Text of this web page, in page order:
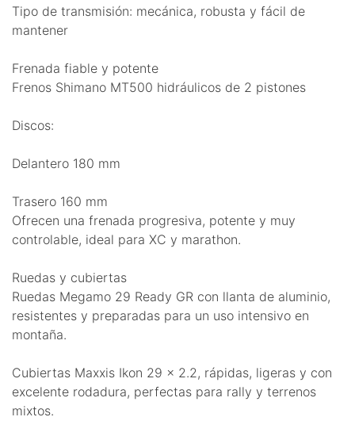
Tipo de transmisión: mecánica, robusta y fácil de
mantener
Frenada fiable y potente
Frenos Shimano MT500 hidráulicos de 2 pistones
Discos:
Delantero 180 mm
Trasero 160 mm
Ofrecen una frenada progresiva, potente y muy
controlable, ideal para XC y marathon.
Ruedas y cubiertas
Ruedas Megamo 29 Ready GR con llanta de aluminio,
resistentes y preparadas para un uso intensivo en
montaña.
Cubiertas Maxxis Ikon 29 x 2.2, rápidas, ligeras y con
excelente rodadura, perfectas para rally y terrenos
mixtos.